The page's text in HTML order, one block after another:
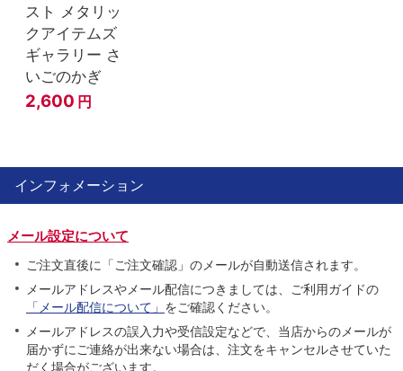
スト メタリッ
クアイテムズ
ギャラリー さ
いごのかぎ
2,600 円
インフォメーション
メール設定について
ご注文直後に「ご注文確認」のメールが自動送信されます。
メールアドレスやメール配信につきましては、ご利用ガイドの
「メール配信について」 をご確認ください。
メールアドレスの誤入力や受信設定などで、当店からのメールが
届かずにご連絡が出来ない場合は、注文をキャンセルさせていた
だく場合がございます。